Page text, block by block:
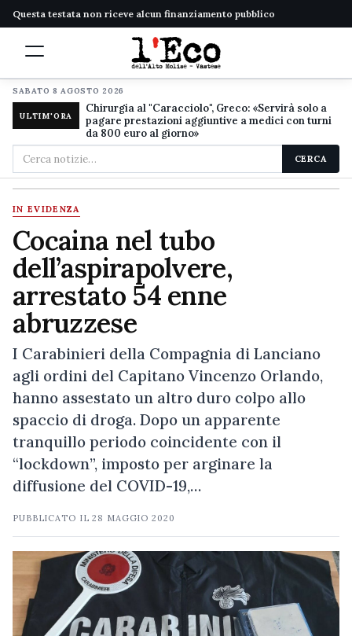
Questa testata non riceve alcun finanziamento pubblico
SABATO 8 AGOSTO 2026
ULTIM'ORA
Chirurgia al "Caracciolo", Greco: «Servirà solo a
pagare prestazioni aggiuntive a medici con turni
da 800 euro al giorno»
Cerca
nel
sito
CERCA
IN EVIDENZA
Cocaina nel tubo
dell’aspirapolvere,
arrestato 54 enne
abruzzese
I Carabinieri della Compagnia di Lanciano
agli ordini del Capitano Vincenzo Orlando,
hanno assestato un altro duro colpo allo
spaccio di droga. Dopo un apparente
tranquillo periodo coincidente con il
“lockdown”, imposto per arginare la
diffusione del COVID-19,…
PUBBLICATO IL28 MAGGIO 2020